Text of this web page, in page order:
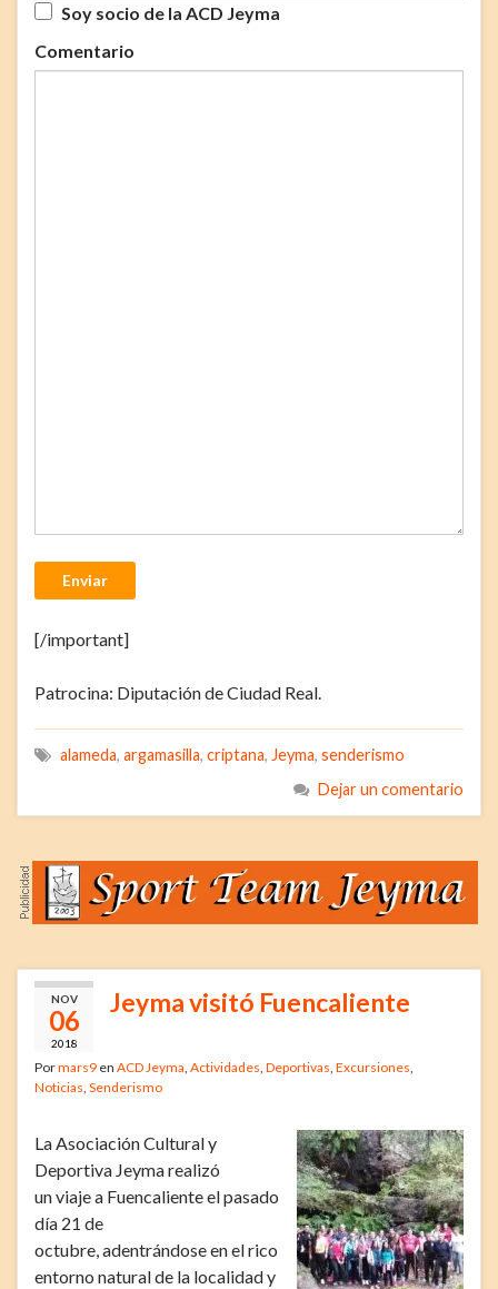
Soy socio de la ACD Jeyma
Comentario
Enviar
[/important]
Patrocina: Diputación de Ciudad Real.
alameda, argamasilla, criptana, Jeyma, senderismo
Dejar un comentario
NOV
06
2018
Jeyma visitó Fuencaliente
Pormars9 en ACD Jeyma, Actividades, Deportivas, Excursiones,
Noticias, Senderismo
La Asociación Cultural y
Deportiva Jeyma realizó
un viaje a Fuencaliente el pasado
día 21 de
octubre, adentrándose en el rico
entorno natural de la localidad y